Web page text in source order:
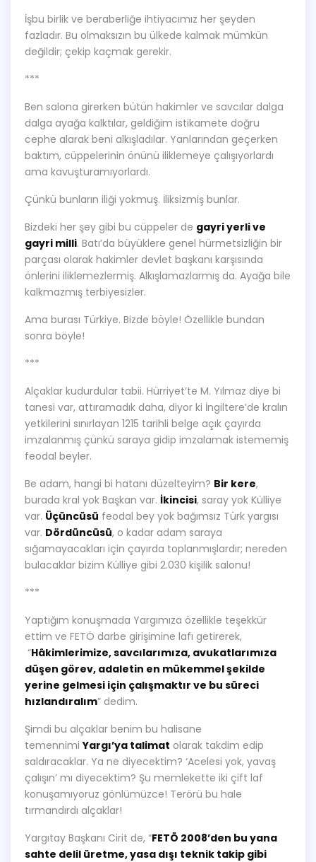
İşbu birlik ve beraberliğe ihtiyacımız her şeyden
fazladır. Bu olmaksızın bu ülkede kalmak mümkün
değildir; çekip kaçmak gerekir.
***
Ben salona girerken bütün hakimler ve savcılar dalga
dalga ayağa kalktılar, geldiğim istikamete doğru
cephe alarak beni alkışladılar. Yanlarından geçerken
baktım, cüppelerinin önünü iliklemeye çalışıyorlardı
ama kavuşturamıyorlardı.
Çünkü bunların iliği yokmuş. İliksizmiş bunlar.
Bizdeki her şey gibi bu cüppeler de gayri yerli ve
gayri milli. Batı’da büyüklere genel hürmetsizliğin bir
parçası olarak hakimler devlet başkanı karşısında
önlerini iliklemezlermiş. Alkışlamazlarmış da. Ayağa bile
kalkmazmış terbiyesizler.
Ama burası Türkiye. Bizde böyle! Özellikle bundan
sonra böyle!
***
Alçaklar kudurdular tabii. Hürriyet’te M. Yılmaz diye bi
tanesi var, attıramadık daha, diyor ki İngiltere’de kralın
yetkilerini sınırlayan 1215 tarihli belge açık çayırda
imzalanmış çünkü saraya gidip imzalamak istememiş
feodal beyler.
Be adam, hangi bi hatanı düzelteyim? Bir kere,
burada kral yok Başkan var. İkincisi, saray yok Külliye
var. Üçüncüsü feodal bey yok bağımsız Türk yargısı
var. Dördüncüsü, o kadar adam saraya
sığamayacakları için çayırda toplanmışlardır; nereden
bulacaklar bizim Külliye gibi 2.030 kişilik salonu!
***
Yaptığım konuşmada Yargımıza özellikle teşekkür
ettim ve FETÖ darbe girişimine lafı getirerek,
“Hâkimlerimize, savcılarımıza, avukatlarımıza
düşen görev, adaletin en mükemmel şekilde
yerine gelmesi için çalışmaktır ve bu süreci
hızlandıralım” dedim.
Şimdi bu alçaklar benim bu halisane
temennimiYargı’ya talimat olarak takdim edip
saldıracaklar. Ya ne diyecektim? ‘Acelesi yok, yavaş
çalışın’ mı diyecektim? Şu memlekette iki çift laf
konuşamıyoruz gönlümüzce! Terörü bu hale
tırmandırdı alçaklar!
Yargıtay Başkanı Cirit de, “FETÖ 2008’den bu yana
sahte delil üretme, yasa dışı teknik takip gibi